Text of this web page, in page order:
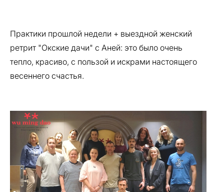
Практики прошлой недели + выездной женский
ретрит "Окские дачи" с Аней: это было очень
тепло, красиво, с пользой и искрами настоящего
весеннего счастья.